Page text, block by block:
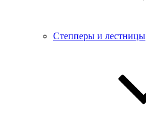
Степперы и лестницы